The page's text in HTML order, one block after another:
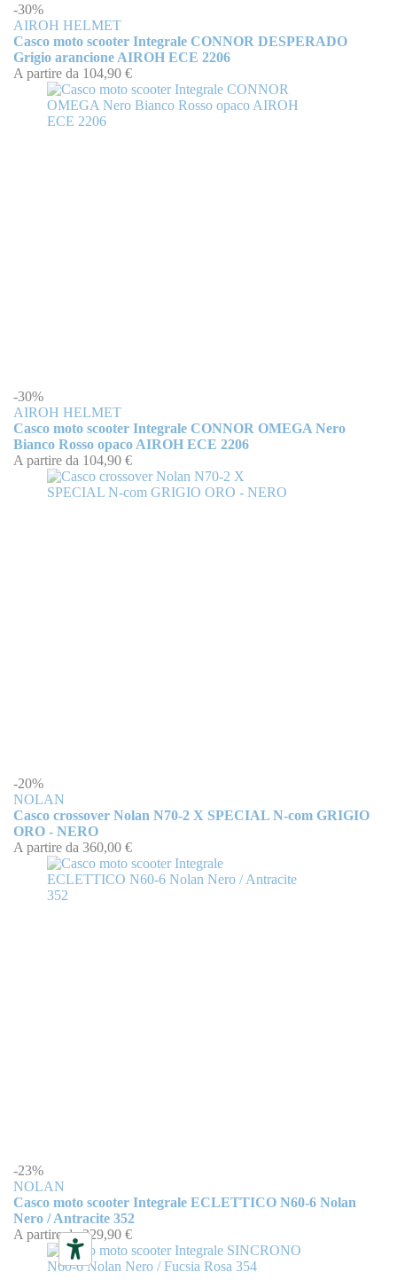
-30%
AIROH HELMET
Casco moto scooter Integrale CONNOR DESPERADO
Grigio arancione AIROH ECE 2206
A partire da 104,90 €
-30%
AIROH HELMET
Casco moto scooter Integrale CONNOR OMEGA Nero
Bianco Rosso opaco AIROH ECE 2206
A partire da 104,90 €
-20%
NOLAN
Casco crossover Nolan N70-2 X SPECIAL N-com GRIGIO
ORO - NERO
A partire da 360,00 €
-23%
NOLAN
Casco moto scooter Integrale ECLETTICO N60-6 Nolan
Nero / Antracite 352
A partire da 229,90 €